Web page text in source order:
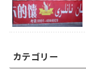
カテゴリー